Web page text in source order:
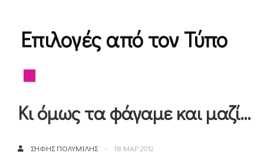
Επιλογές από τον Τύπο
Κι όμως τα φάγαμε και μαζί…
ΣΉΦΗΣ ΠΟΛΥΜΊΛΗΣ 18 ΜΑΡ 2012